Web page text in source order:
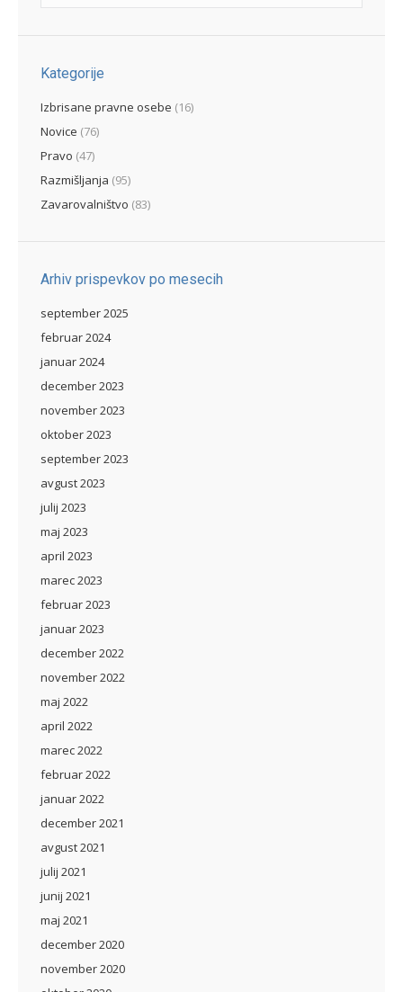
Kategorije
Izbrisane pravne osebe (16)
Novice (76)
Pravo (47)
Razmišljanja (95)
Zavarovalništvo (83)
Arhiv prispevkov po mesecih
september 2025
februar 2024
januar 2024
december 2023
november 2023
oktober 2023
september 2023
avgust 2023
julij 2023
maj 2023
april 2023
marec 2023
februar 2023
januar 2023
december 2022
november 2022
maj 2022
april 2022
marec 2022
februar 2022
januar 2022
december 2021
avgust 2021
julij 2021
junij 2021
maj 2021
december 2020
november 2020